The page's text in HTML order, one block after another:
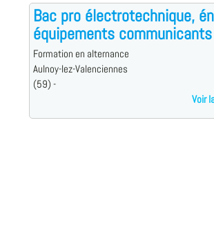
Bac pro électrotechnique,
équipements communicants
Formation en alternance
Aulnoy-lez-Valenciennes
(59) -
Voir